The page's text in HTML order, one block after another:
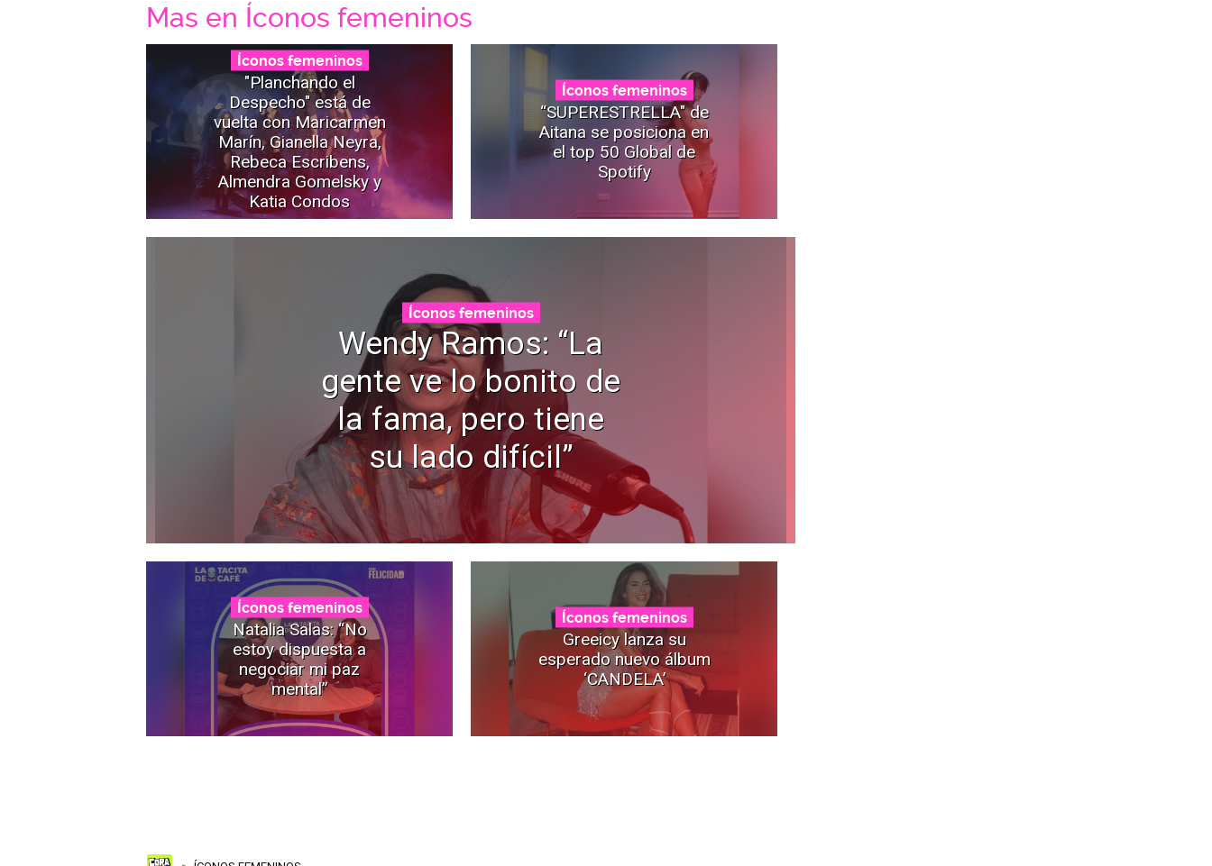
Mas en Íconos femeninos
Íconos femeninos
"Planchando el
Despecho" está de
vuelta con Maricarmen
Marín, Gianella Neyra,
Rebeca Escribens,
Almendra Gomelsky y
Katia Condos
Íconos femeninos
“SUPERESTRELLA" de
Aitana se posiciona en
el top 50 Global de
Spotify
Íconos femeninos
Wendy Ramos: “La
gente ve lo bonito de
la fama, pero tiene
su lado difícil”
Íconos femeninos
Natalia Salas: “No
estoy dispuesta a
negociar mi paz
mental”
Íconos femeninos
Greeicy lanza su
esperado nuevo álbum
‘CANDELA’